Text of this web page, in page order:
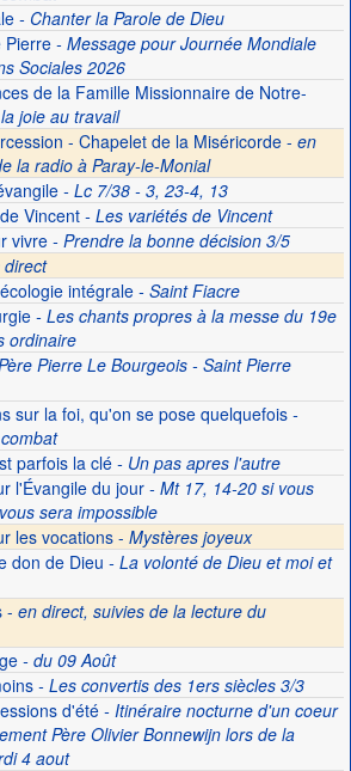
- Chanter la Parole de Dieu
Pierre- Message pour Journée Mondiale
Sociales 2026
de la Famille Missionnaire de Notre-
joie au travail
- Chapelet de la Miséricorde - en
la radio à Paray-le-Monial
- Lc 7/38 - 3, 23-4, 13
Vincent- Les variétés de Vincent
vivre- Prendre la bonne décision 3/5
direct
intégrale- Saint Fiacre
- Les chants propres à la messe du 19e
ordinaire
Pierre Le Bourgeois - Saint Pierre
sur la foi, qu'on se pose quelquefois-
parfois la clé- Un pas apres l'autre
l'Évangile du jour- Mt 17, 14-20 si vous
sera impossible
les vocations - Mystères joyeux
don de Dieu - La volonté de Dieu et moi et
- en direct, suivies de la lecture du
- du 09 Août
- Les convertis des 1ers siècles 3/3
d'été- Itinéraire nocturne d'un coeur
Père Olivier Bonnewijn lors de la
4 aout